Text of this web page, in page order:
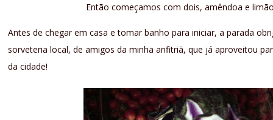
Então começamos com dois, amêndoa e
Antes de chegar em casa e tomar banho para iniciar, a parada
sorveteria local, de amigos da minha anfitriã, que já aproveitou
da cidade!